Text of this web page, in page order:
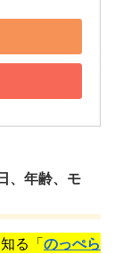
、年齢、モ
る「のっぺら